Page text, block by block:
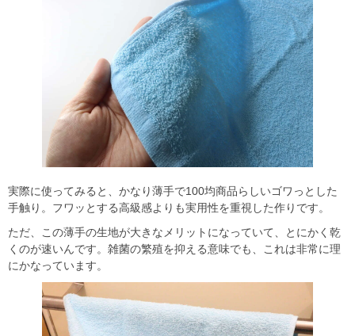
実際に使ってみると、かなり薄手で100均商品らしいゴワっとした
手触り。フワッとする高級感よりも実用性を重視した作りです。
ただ、この薄手の生地が大きなメリットになっていて、とにかく乾
くのが速いんです。雑菌の繁殖を抑える意味でも、これは非常に理
にかなっています。